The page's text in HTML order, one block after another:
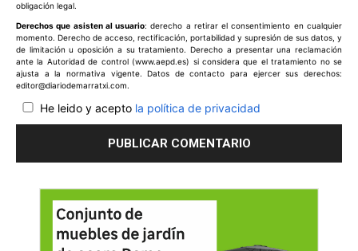
obligación legal.
Derechos que asisten al usuario: derecho a retirar el consentimiento en cualquier
momento. Derecho de acceso, rectificación, portabilidad y supresión de sus datos, y
de limitación u oposición a su tratamiento. Derecho a presentar una reclamación
ante la Autoridad de control (www.aepd.es) si considera que el tratamiento no se
ajusta a la normativa vigente. Datos de contacto para ejercer sus derechos:
editor@diariodemarratxi.com.
He leido y acepto la política de privacidad